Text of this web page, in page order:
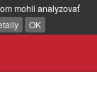
mohli analyzovať
OK